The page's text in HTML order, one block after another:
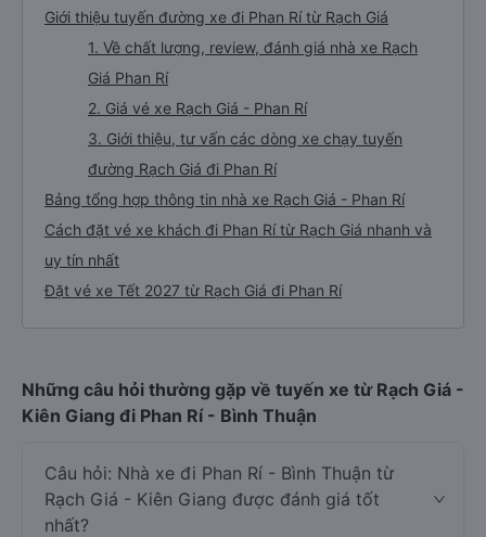
Giới thiệu tuyến đường xe đi Phan Rí từ Rạch Giá
1. Về chất lượng, review, đánh giá nhà xe Rạch
Giá Phan Rí
2. Giá vé xe Rạch Giá - Phan Rí
3. Giới thiệu, tư vấn các dòng xe chạy tuyến
đường Rạch Giá đi Phan Rí
Bảng tổng hợp thông tin nhà xe Rạch Giá - Phan Rí
Cách đặt vé xe khách đi Phan Rí từ Rạch Giá nhanh và
uy tín nhất
Đặt vé xe Tết 2027 từ Rạch Giá đi Phan Rí
Những câu hỏi thường gặp về tuyến xe từ Rạch Giá -
Kiên Giang đi Phan Rí - Bình Thuận
Câu hỏi: Nhà xe đi Phan Rí - Bình Thuận từ
Rạch Giá - Kiên Giang được đánh giá tốt
nhất?